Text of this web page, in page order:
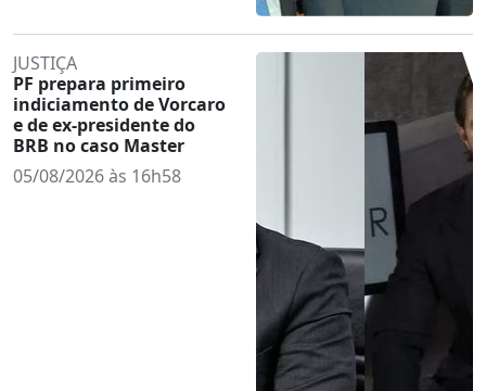
JUSTIÇA
PF prepara primeiro
indiciamento de Vorcaro
e de ex-presidente do
BRB no caso Master
05/08/2026 às 16h58